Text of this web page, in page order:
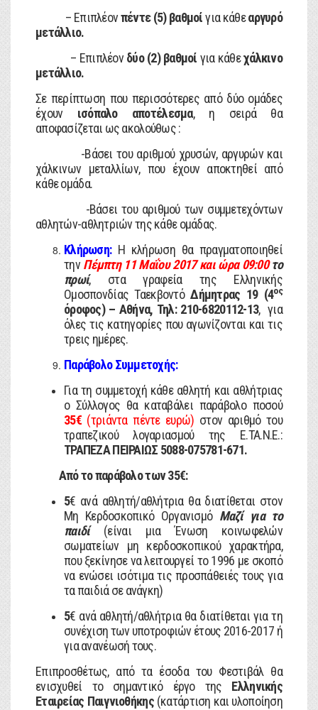
– Επιπλέονπέντε (5) βαθμοίγια κάθεαργυρό
μετάλλιο.
– Επιπλέον δύο (2) βαθμοί για κάθεχάλκινο
μετάλλιο.
Σε περίπτωση που περισσότερες από δύο ομάδες
έχουν ισόπαλο αποτέλεσμα, η σειρά θα
αποφασίζεται ως ακολούθως :
-Βάσει του αριθμού χρυσών, αργυρών και
χάλκινων μεταλλίων, που έχουν αποκτηθεί από
κάθε ομάδα.
-Βάσει του αριθμού των συμμετεχόντων
αθλητών-αθλητριών της κάθε ομάδας.
Κλήρωση: Η κλήρωση θα πραγματοποιηθεί
την Πέμπτη 11 Μαΐου 2017 και ώρα 09:00το
πρωί, στα γραφεία της Ελληνικής
Ομοσπονδίας ΤαεκβοντόΔήμητρας 19 (4ος
όροφος) – Αθήνα, Τηλ: 210-6820112-13, για
όλες τις κατηγορίες που αγωνίζονται και τις
τρεις ημέρες.
Παράβολο Συμμετοχής:
Για τη συμμετοχή κάθε αθλητή και αθλήτριας
ο Σύλλογος θα καταβάλει παράβολο ποσού
35€ (τριάντα πέντε ευρώ) στον αριθμό του
τραπεζικού λογαριασμού της Ε.ΤΑ.Ν.Ε.:
ΤΡΑΠΕΖΑ ΠΕΙΡΑΙΩΣ 5088-075781-671.
Από το παράβολο των 35€:
5€ ανά αθλητή/αθλήτρια θα διατίθεται στον
Μη Κερδοσκοπικό Οργανισμό Μαζί για το
παιδί(είναι μια Ένωση κοινωφελών
σωματείων μη κερδοσκοπικού χαρακτήρα,
που ξεκίνησε να λειτουργεί το 1996 με σκοπό
να ενώσει ισότιμα τις προσπάθειές τους για
τα παιδιά σε ανάγκη)
5€ ανά αθλητή/αθλήτρια θα διατίθεται για τη
συνέχιση των υποτροφιών έτους 2016-2017 ή
για ανανέωσή τους.
Επιπροσθέτως, από τα έσοδα του Φεστιβάλ θα
ενισχυθεί το σημαντικό έργο της Ελληνικής
Εταιρείας Παιγνιοθήκης (κατάρτιση και υλοποίηση